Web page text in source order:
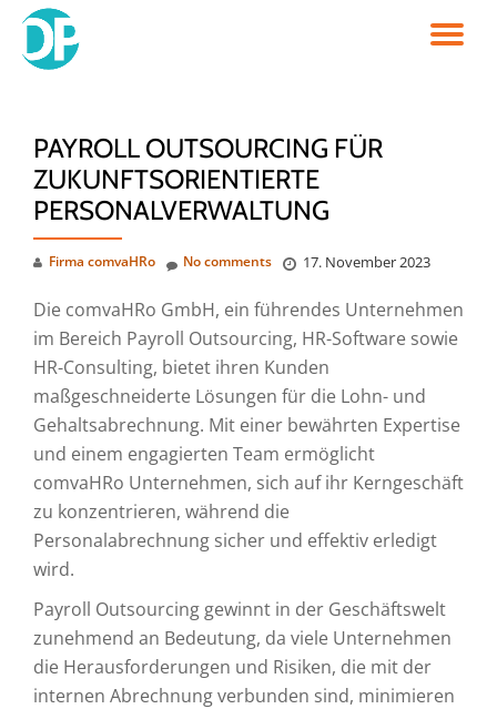
Skip
PAYROLL OUTSOURCING FÜR
ZUKUNFTSORIENTIERTE
PERSONALVERWALTUNG
Firma comvaHRo 17. November 2023
No comments
Die comvaHRo GmbH, ein führendes Unternehmen
im Bereich Payroll Outsourcing, HR-Software sowie
HR-Consulting, bietet ihren Kunden
maßgeschneiderte Lösungen für die Lohn- und
Gehaltsabrechnung. Mit einer bewährten Expertise
und einem engagierten Team ermöglicht
comvaHRo Unternehmen, sich auf ihr Kerngeschäft
zu konzentrieren, während die
Personalabrechnung sicher und effektiv erledigt
wird.
Payroll Outsourcing gewinnt in der Geschäftswelt
zunehmend an Bedeutung, da viele Unternehmen
die Herausforderungen und Risiken, die mit der
internen Abrechnung verbunden sind, minimieren